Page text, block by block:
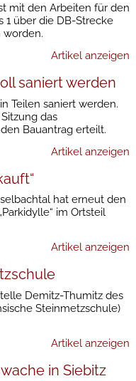
mit den Arbeiten für den
1 über die DB-Strecke
worden.
Artikel anzeigen
saniert werden
Teilen saniert werden.
das
Bauantrag erteilt.
Artikel anzeigen
hat erneut den
im Ortsteil
Artikel anzeigen
Demitz-Thumitz des
Steinmetzschule)
Artikel anzeigen
in Siebitz